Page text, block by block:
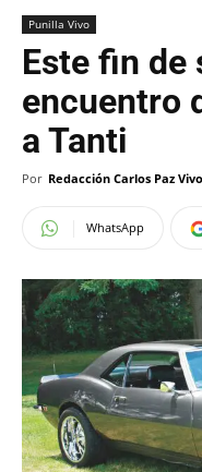
Punilla Vivo
Este fin de
encuentro
a Tanti
Por Redacción Carlos Paz Vivo
WhatsApp